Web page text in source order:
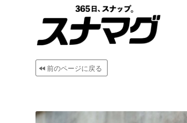
前のページに戻る